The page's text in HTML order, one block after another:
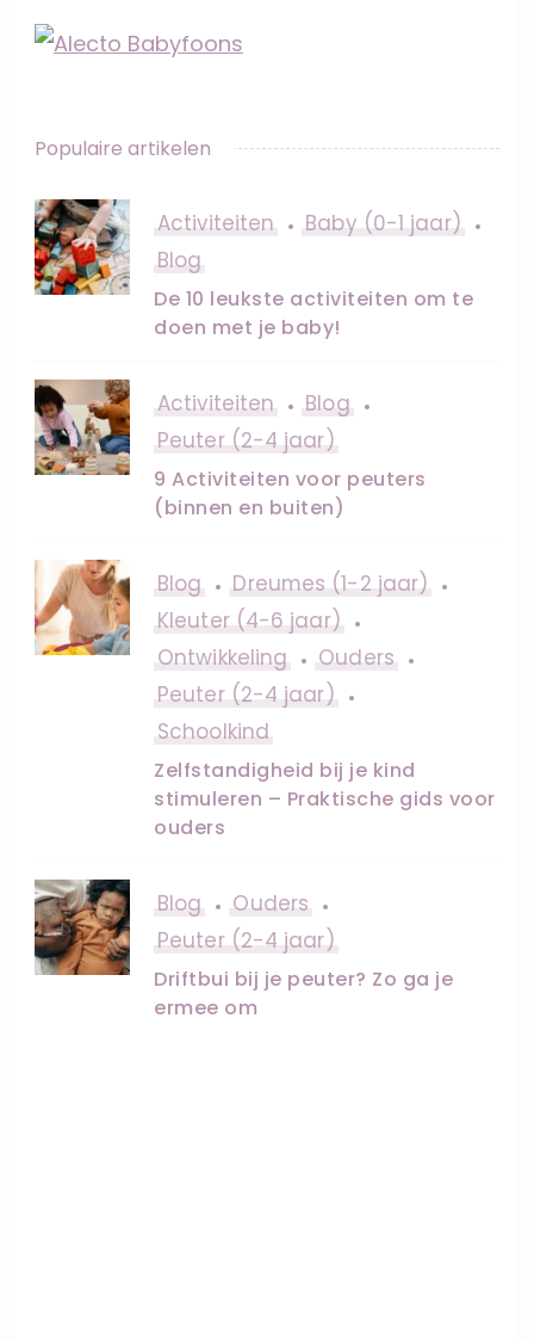
Populaire artikelen
Activiteiten
Baby (0-1 jaar)
Blog
De 10 leukste activiteiten om te
doen met je baby!
Activiteiten
Blog
Peuter (2-4 jaar)
9 Activiteiten voor peuters
(binnen en buiten)
Blog
Dreumes (1-2 jaar)
Kleuter (4-6 jaar)
Ontwikkeling
Ouders
Peuter (2-4 jaar)
Schoolkind
Zelfstandigheid bij je kind
stimuleren – Praktische gids voor
ouders
Blog
Ouders
Peuter (2-4 jaar)
Driftbui bij je peuter? Zo ga je
ermee om